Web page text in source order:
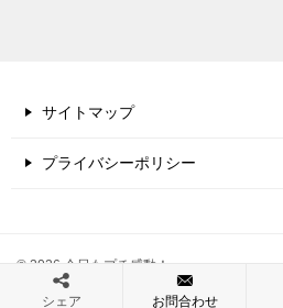
サイトマップ
プライバシーポリシー
© 2026 今日もプチ感動！
シェア お問合わせ